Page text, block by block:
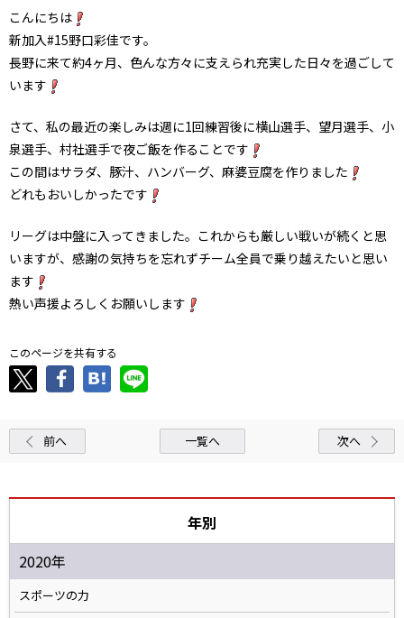
こんにちは
新加入#15野口彩佳です。
長野に来て約4ヶ月、色んな方々に支えられ充実した日々を過ごして
います
さて、私の最近の楽しみは週に1回練習後に横山選手、望月選手、小
泉選手、村社選手で夜ご飯を作ることです
この間はサラダ、豚汁、ハンバーグ、麻婆豆腐を作りました
どれもおいしかったです
リーグは中盤に入ってきました。これからも厳しい戦いが続くと思
いますが、感謝の気持ちを忘れずチーム全員で乗り越えたいと思い
ます
熱い声援よろしくお願いします
このページを共有する
前へ 一覧へ 次へ
年別
2020年
スポーツの力